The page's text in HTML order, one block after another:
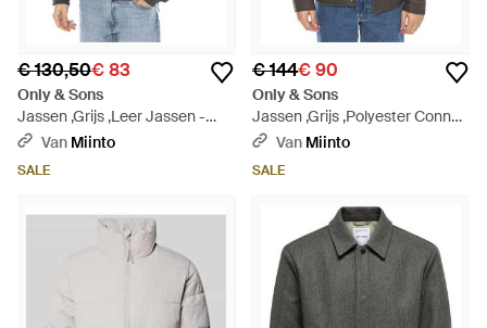
€ 130,50€ 83
Only & Sons
Jassen ,Grijs ,Leer Jassen -
GrijsVan Miinto
SALE
€ 144€ 90
Only & Sons
Jassen ,Grijs ,Polyester Connor
Jacket - Grijs
Van Miinto
SALE